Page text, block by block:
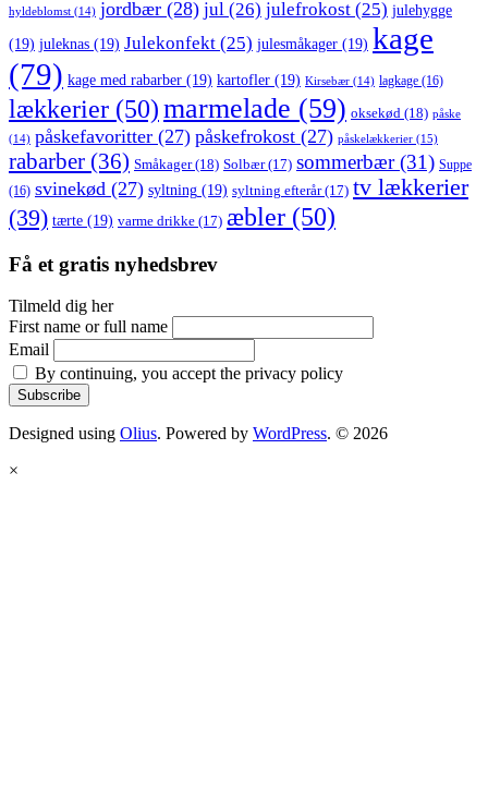
hyldeblomst (14) jordbær (28) jul (26) julefrokost (25) julehygge
(19) juleknas (19) Julekonfekt (25) julesmåkager (19) kage
(79) kage med rabarber (19) kartofler (19) Kirsebær (14) lagkage (16)
lækkerier (50)marmelade (59) oksekød (18) påske
(14) påskefavoritter (27) påskefrokost (27) påskelækkerier (15)
rabarber (36) Småkager(18) Solbær(17) sommerbær(31) Suppe
(16) svinekød (27) syltning (19) syltning efterår(17) tv lækkerier
(39) tærte (19) varme drikke (17) æbler (50)
Få et gratis nyhedsbrev
Tilmeld dig her
First name or full name
Email
By continuing, you accept the privacy policy
Designed using Olius. Powered by WordPress. © 2026
×